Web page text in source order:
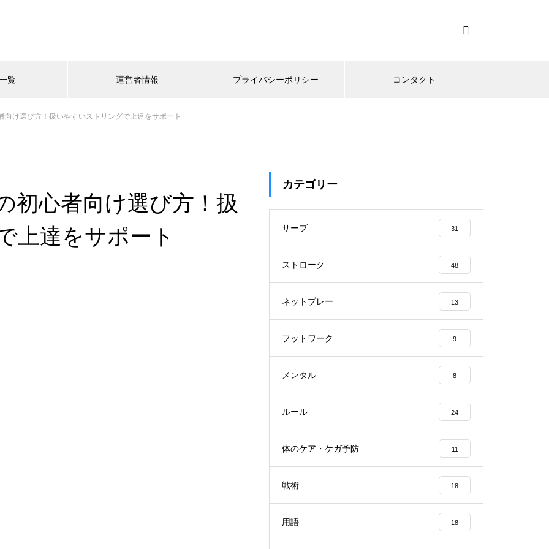
覧 運営者情報 プライバシーポリシー コンタクト
向け選び方！扱いやすいストリングで上達をサポート
初心者向け選び方！扱
上達をサポート
カテゴリー
サーブ 31
ストローク 48
ネットプレー 13
フットワーク 9
メンタル 8
ルール 24
体のケア・ケガ予防 11
戦術 18
用語 18